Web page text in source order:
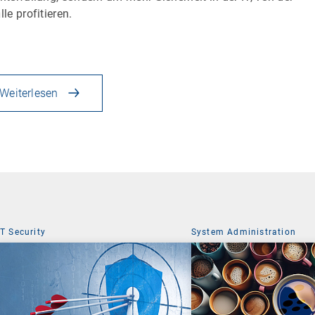
profitieren.
Weiterlesen
Security System Administration